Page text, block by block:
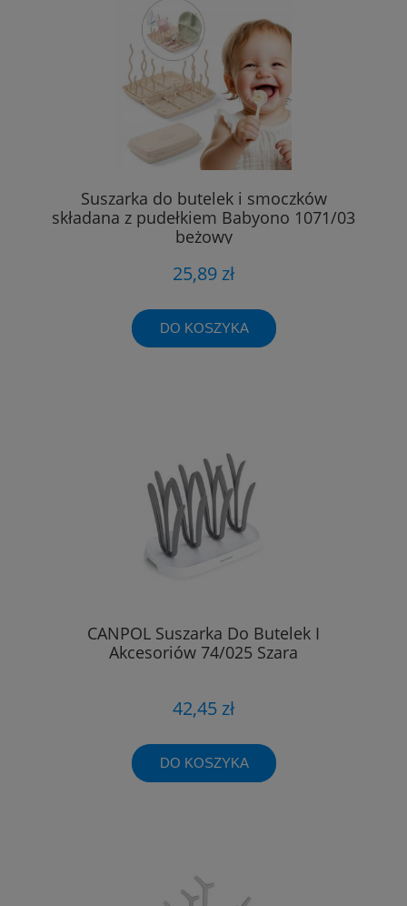
Suszarka do butelek i smoczków
składana z pudełkiem Babyono 1071/03
beżowy
25,89 zł
DO KOSZYKA
CANPOL Suszarka Do Butelek I
Akcesoriów 74/025 Szara
42,45 zł
DO KOSZYKA